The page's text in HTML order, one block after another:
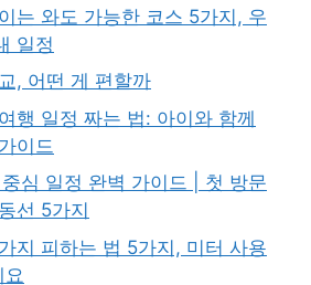
는 와도 가능한 코스 5가지, 우
일정
, 어떤 게 편할까
행 일정 짜는 법: 아이와 함께
이드
심 일정 완벽 가이드 | 첫 방문
선 5가지
지 피하는 법 5가지, 미터 사용